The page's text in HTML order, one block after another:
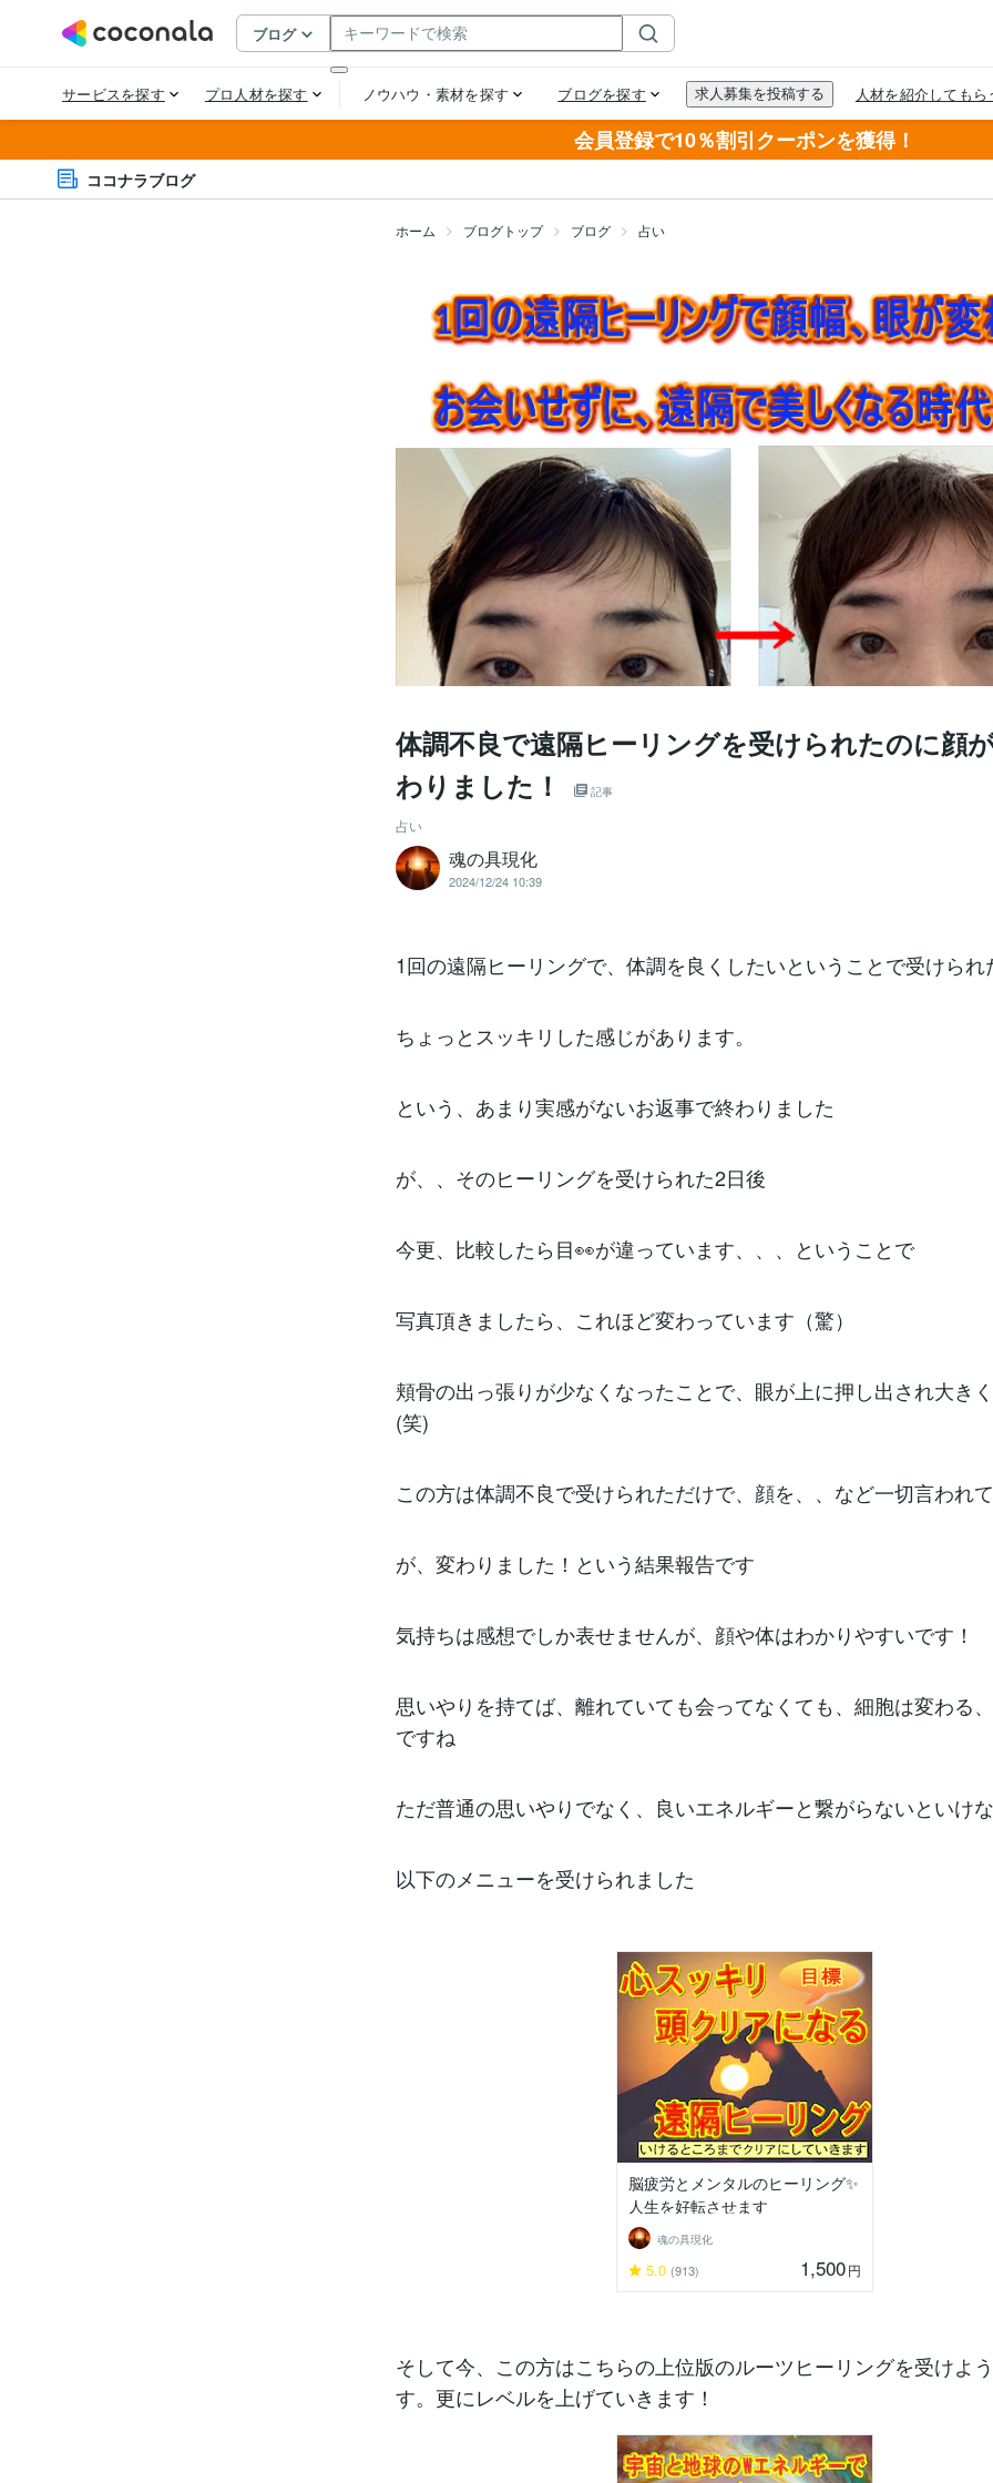
会員登録で10％割引クーポンを獲得！
ココナラブログ
ホーム ブログトップ ブログ 占い
体調不良で遠隔ヒーリングを受けられたのに顔
わりました！
記事
占い
魂の具現化
2024/12/24 10:39
1回の遠隔ヒーリングで、体調を良くしたいということで受けられ
ちょっとスッキリした感じがあります。
という、あまり実感がないお返事で終わりました
が、、そのヒーリングを受けられた2日後
今更、比較したら目👀が違っています、、、ということで
写真頂きましたら、これほど変わっています（驚）
頬骨の出っ張りが少なくなったことで、眼が上に押し出され大き
(笑)
この方は体調不良で受けられただけで、顔を、、など一切言われ
が、変わりました！という結果報告です
気持ちは感想でしか表せませんが、顔や体はわかりやすいです！
思いやりを持てば、離れていても会ってなくても、細胞は変わる
ですね
ただ普通の思いやりでなく、良いエネルギーと繋がらないといけ
以下のメニューを受けられました
脳疲労とメンタルのヒーリング✨
人生を好転させます
魂の具現化
5.0 (913) 1,500円
そして今、この方はこちらの上位版のルーツヒーリングを受けよ
す。更にレベルを上げていきます！